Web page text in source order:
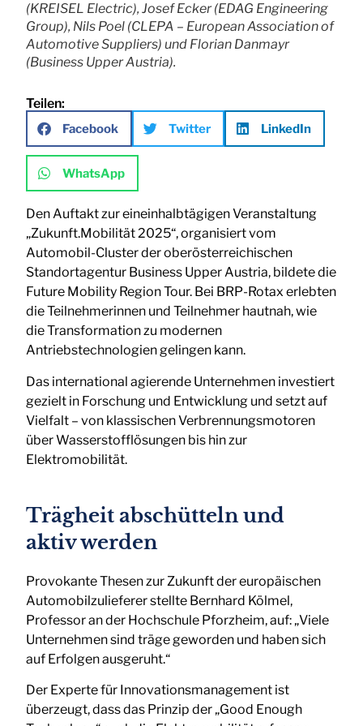
(KREISEL Electric), Josef Ecker (EDAG Engineering
Group), Nils Poel (CLEPA – European Association of
Automotive Suppliers) und Florian Danmayr
(Business Upper Austria).
Teilen:
Facebook Twitter LinkedIn
WhatsApp
Den Auftakt zur eineinhalbtägigen Veranstaltung
„Zukunft.Mobilität 2025“, organisiert vom
Automobil-Cluster der oberösterreichischen
Standortagentur Business Upper Austria, bildete die
Future Mobility Region Tour. Bei BRP-Rotax erlebten
die Teilnehmerinnen und Teilnehmer hautnah, wie
die Transformation zu modernen
Antriebstechnologien gelingen kann.
Das international agierende Unternehmen investiert
gezielt in Forschung und Entwicklung und setzt auf
Vielfalt – von klassischen Verbrennungsmotoren
über Wasserstofflösungen bis hin zur
Elektromobilität.
Trägheit abschütteln und
aktiv werden
Provokante Thesen zur Zukunft der europäischen
Automobilzulieferer stellte Bernhard Kölmel,
Professor an der Hochschule Pforzheim, auf: „Viele
Unternehmen sind träge geworden und haben sich
auf Erfolgen ausgeruht.“
Der Experte für Innovationsmanagement ist
überzeugt, dass das Prinzip der „Good Enough